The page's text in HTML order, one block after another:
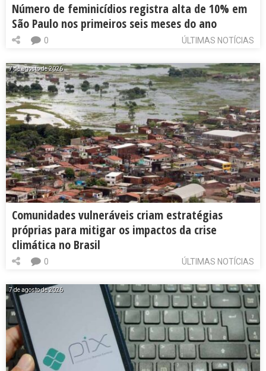
Número de feminicídios registra alta de 10% em
São Paulo nos primeiros seis meses do ano
ÚLTIMAS NOTÍCIAS
0
7 de agosto de 2026
Comunidades vulneráveis criam estratégias
próprias para mitigar os impactos da crise
climática no Brasil
ÚLTIMAS NOTÍCIAS
0
7 de agosto de 2026